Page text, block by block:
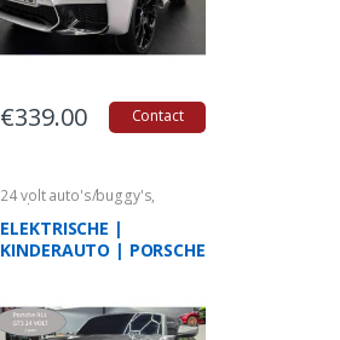
€339.00 Contact
24 volt auto's/buggy's,
Kinderauto's Porsche
ELEKTRISCHE |
KINDERAUTO | PORSCHE